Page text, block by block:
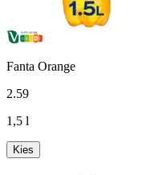
Fanta Orange
2.59
1,5 l
Kies